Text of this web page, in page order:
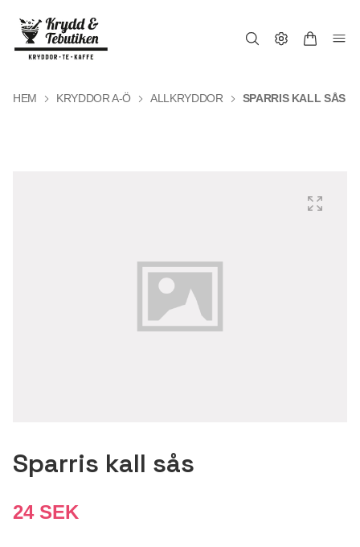
HEM KRYDDOR A-Ö ALLKRYDDOR SPARRIS KALL SÅS
Sparris kall sås
24 SEK